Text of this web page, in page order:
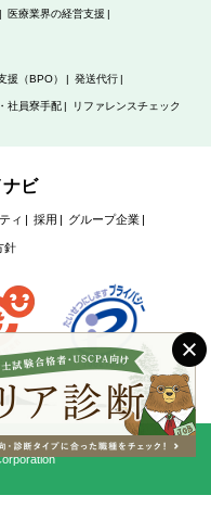
医療業界の経営支援
援（BPO） 発送代行
社員寮手配 リファレンスチェック
ビ
ィ 採用 グループ企業
針